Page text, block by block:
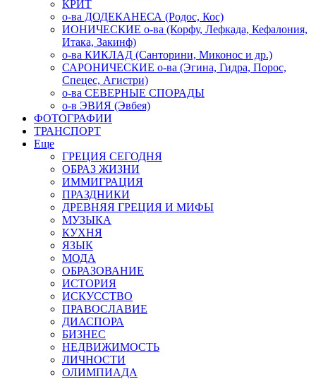
КРИТ
о-ва ДОДЕКАНЕСА (Родос, Кос)
ИОНИЧЕСКИЕ о-ва (Корфу, Лефкада, Кефалония,
Итака, Закинф)
о-ва КИКЛАД (Санторини, Миконос и др.)
САРОНИЧЕСКИЕ о-ва (Эгина, Гидра, Порос,
Спецес, Агистри)
о-ва СЕВЕРНЫЕ СПОРАДЫ
о-в ЭВИЯ (Эвбея)
ФОТОГРАФИИ
ТРАНСПОРТ
Еще
ГРЕЦИЯ СЕГОДНЯ
ОБРАЗ ЖИЗНИ
ИММИГРАЦИЯ
ПРАЗДНИКИ
ДРЕВНЯЯ ГРЕЦИЯ И МИФЫ
МУЗЫКА
КУХНЯ
ЯЗЫК
МОДА
ОБРАЗОВАНИЕ
ИСТОРИЯ
ИСКУССТВО
ПРАВОСЛАВИЕ
ДИАСПОРА
БИЗНЕС
НЕДВИЖИМОСТЬ
ЛИЧНОСТИ
ОЛИМПИАДА